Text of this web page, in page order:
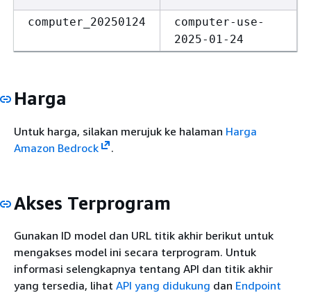
computer_20250124
computer-use-
2025-01-24
Harga
Untuk harga, silakan merujuk ke halaman Harga
Amazon Bedrock
.
Akses Terprogram
Gunakan ID model dan URL titik akhir berikut untuk
mengakses model ini secara terprogram. Untuk
informasi selengkapnya tentang API dan titik akhir
yang tersedia, lihat API yang didukung dan Endpoint